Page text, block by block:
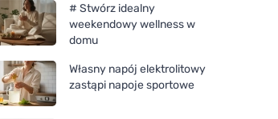
# Stwórz idealny
weekendowy wellness w
domu
Własny napój elektrolitowy
zastąpi napoje sportowe